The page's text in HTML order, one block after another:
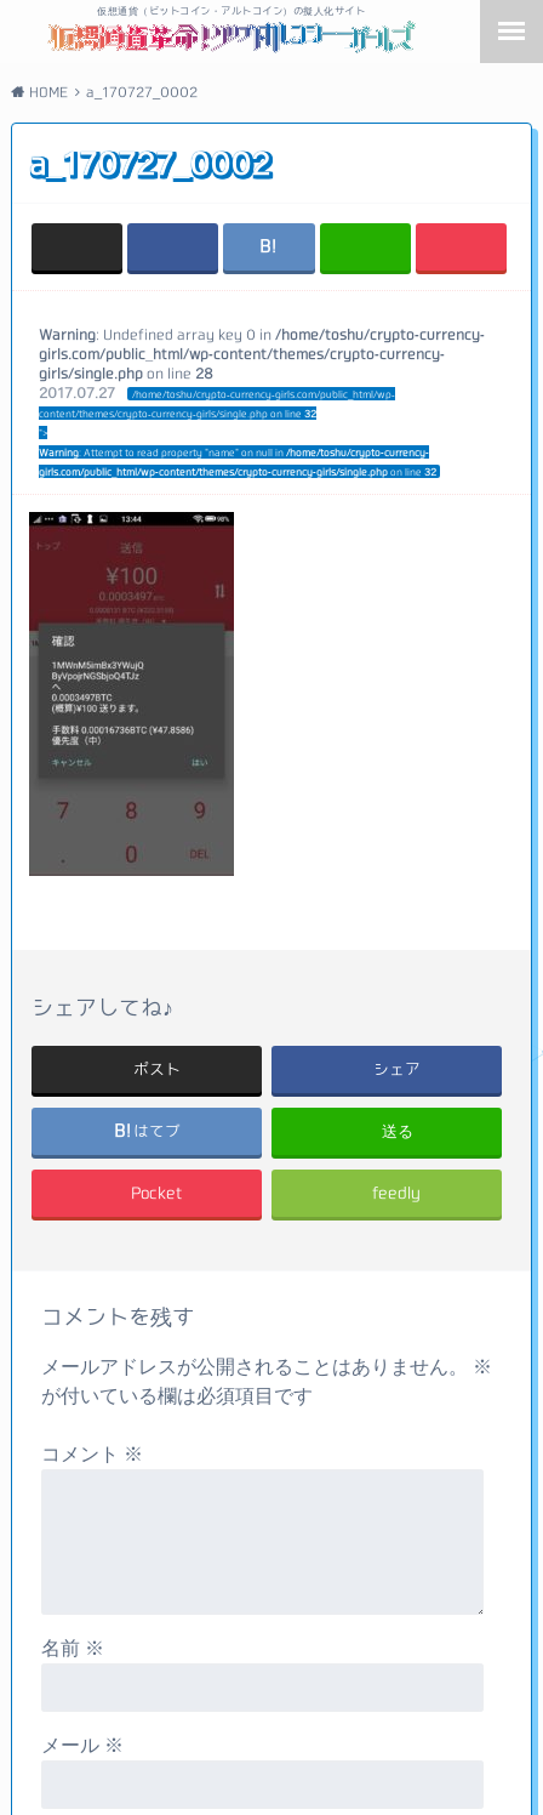
仮想通貨（ビットコイン・アルトコイン）の擬人化サイト
HOME a_170727_0002
a_170727_0002
Warning: Undefined array key 0 in /home/toshu/crypto-currency-
girls.com/public_html/wp-content/themes/crypto-currency-
girls/single.php on line 28
2017.07.27
/home/toshu/crypto-currency-girls.com/public_html/wp-
content/themes/crypto-currency-girls/single.php on line32
">
Warning: Attempt to read property "name" on null in /home/toshu/crypto-currency-
girls.com/public_html/wp-content/themes/crypto-currency-girls/single.php on line32
シェアしてね♪
ポスト シェア
はてブ 送る
Pocket feedly
コメントを残す
メールアドレスが公開されることはありません。
※
が付いている欄は必須項目です
コメント ※
名前 ※
メール ※